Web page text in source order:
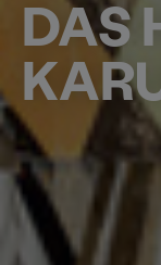
DAS